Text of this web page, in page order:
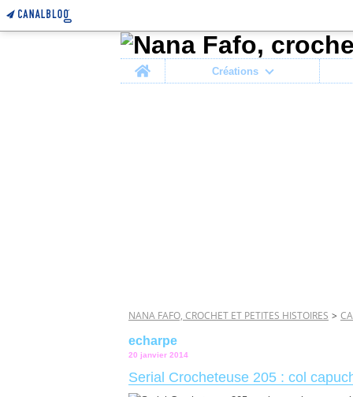
Home
Créations
NANA FAFO, CROCHET ET PETITES HISTOIRES >
echarpe
20 janvier 2014
Serial Crocheteuse 205 : col